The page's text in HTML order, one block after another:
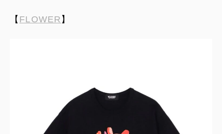
【 FLOWER 】